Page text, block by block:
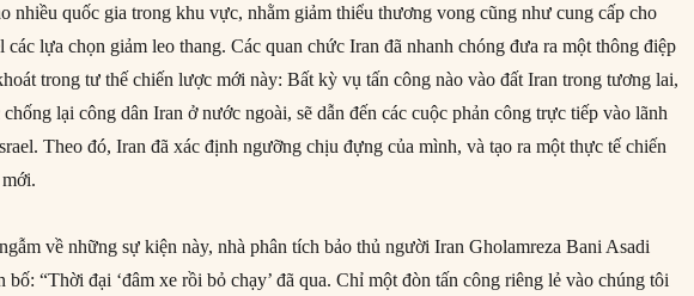
nhiều quốc gia trong khu vực, nhằm giảm thiểu thương vong cũng như cung cấp cho
các lựa chọn giảm leo thang. Các quan chức Iran đã nhanh chóng đưa ra một thông điệp
trong tư thế chiến lược mới này: Bất kỳ vụ tấn công nào vào đất Iran trong tương lai,
chống lại công dân Iran ở nước ngoài, sẽ dẫn đến các cuộc phản công trực tiếp vào lãnh
Theo đó, Iran đã xác định ngưỡng chịu đựng của mình, và tạo ra một thực tế chiến
về những sự kiện này, nhà phân tích bảo thủ người Iran Gholamreza Bani Asadi
bố: “Thời đại ‘đâm xe rồi bỏ chạy’ đã qua. Chỉ một đòn tấn công riêng lẻ vào chúng tôi